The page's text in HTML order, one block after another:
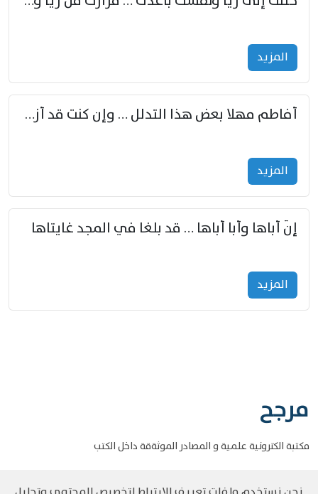
المزید
أفاطم مهلا بعض هذا التدلل … وإن كنت قد أزمعت صرمي فأجملي
المزید
إنّ أباها وأبا أباها … قد بلغا في المجد غايتاها
المزید
مرجح
مكتبة الكترونية علمية و المصادر الموثةقة داخل الكتب